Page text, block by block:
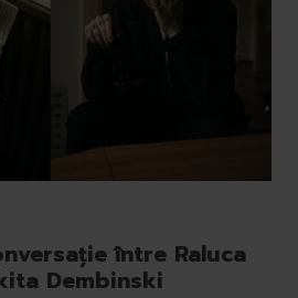
între Raluca
Dembinski